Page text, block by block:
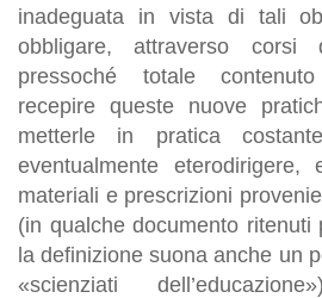
inadeguata in vista di tali
obbligare, attraverso corsi
pressoché totale
recepire queste nuove
metterle in pratica
eventualmente eterodirigere,
materiali e prescrizioni
(in qualche documento ritenuti
la definizione suona anche un
«scienziati